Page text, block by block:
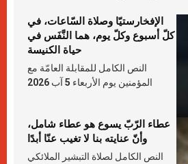
الإفخارستيّا وصلاة السّاعات، في
كلّ أسبوع وكلّ يوم، هما النَّفَس في
حياة الكنيسة
النص الكامل للمقابلة العامّة مع
المؤمنين يوم الأربعاء 5 آب 2026
عطاء الرّبّ يسوع هو عطاء شامل،
وأنّ عنايته بنا لا تغيب عنّا أبدًا
النص الكامل لصلاة التبشير الملائكي